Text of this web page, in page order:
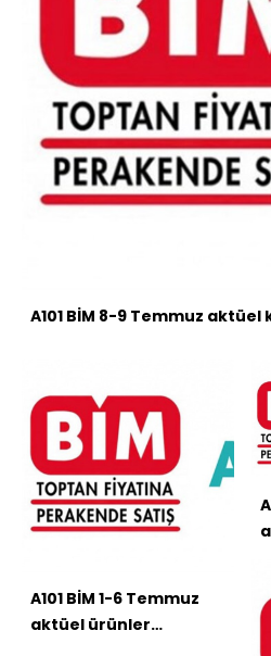
A101 BİM 8-9 Temmuz
A101 BİM 1-6 Temmuz
aktüel ürünler